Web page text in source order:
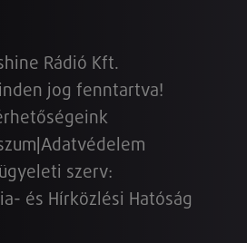
Rádió Kft.
jog fenntartva!
Adatvédelem
szerv:
és Hírközlési Hatóság